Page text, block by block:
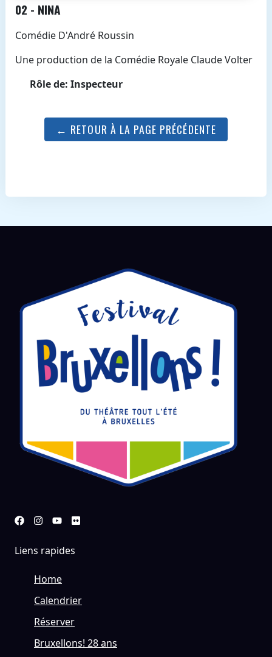
02 - NINA
Comédie D'André Roussin
Une production de la Comédie Royale Claude Volter
Rôle de: Inspecteur
← RETOUR À LA PAGE PRÉCÉDENTE
Liens rapides
Home
Calendrier
Réserver
Bruxellons! 28 ans